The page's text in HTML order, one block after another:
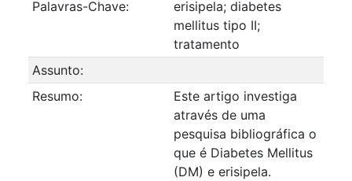
Palavras-Chave:
erisipela; diabetes
mellitus tipo II;
tratamento
Assunto:
Resumo:
Este artigo investiga
através de uma
pesquisa bibliográfica o
que é Diabetes Mellitus
(DM) e erisipela.